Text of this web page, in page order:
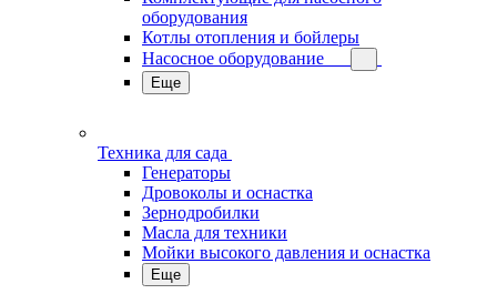
оборудования
Котлы отопления и бойлеры
Насосное оборудование
Еще
Техника для сада
Генераторы
Дровоколы и оснастка
Зернодробилки
Масла для техники
Мойки высокого давления и оснастка
Еще